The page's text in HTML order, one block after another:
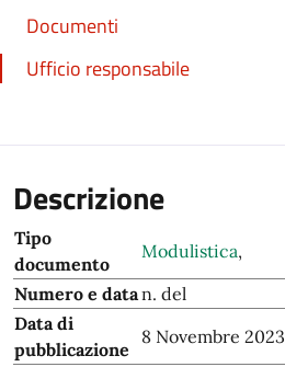
Documenti
Ufficio responsabile
Descrizione
Tipo
documento
Modulistica,
Numero e datan. del
Data di
pubblicazione
8 Novembre 2023